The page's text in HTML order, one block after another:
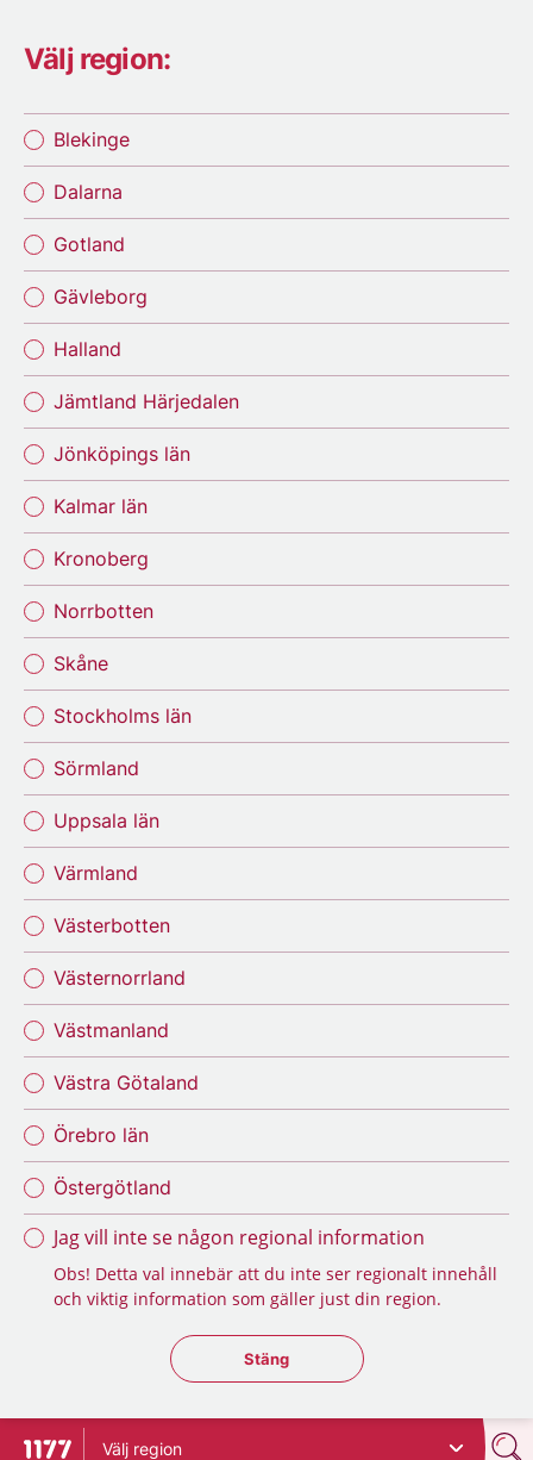
Välj region:
Blekinge
Dalarna
Gotland
Gävleborg
Halland
Jämtland Härjedalen
Jönköpings län
Kalmar län
Kronoberg
Norrbotten
Skåne
Stockholms län
Sörmland
Uppsala län
Värmland
Västerbotten
Västernorrland
Västmanland
Västra Götaland
Örebro län
Östergötland
Jag vill inte se någon regional information
Obs! Detta val innebär att du inte ser regionalt innehåll
och viktig information som gäller just din region.
Stäng regionsväljaren
Stäng
Till startsidan för 1177
Välj region